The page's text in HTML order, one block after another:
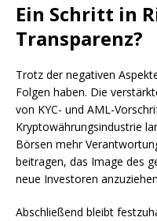
Ein Schritt in
Transparenz?
Trotz der negativen
Folgen haben. Die
von KYC- und AML-
Kryptowährungsindustrie
Börsen mehr
beitragen, das Image des
neue Investoren
Abschließend bleibt